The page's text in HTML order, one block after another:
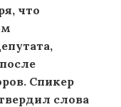
что
Спикер
слова